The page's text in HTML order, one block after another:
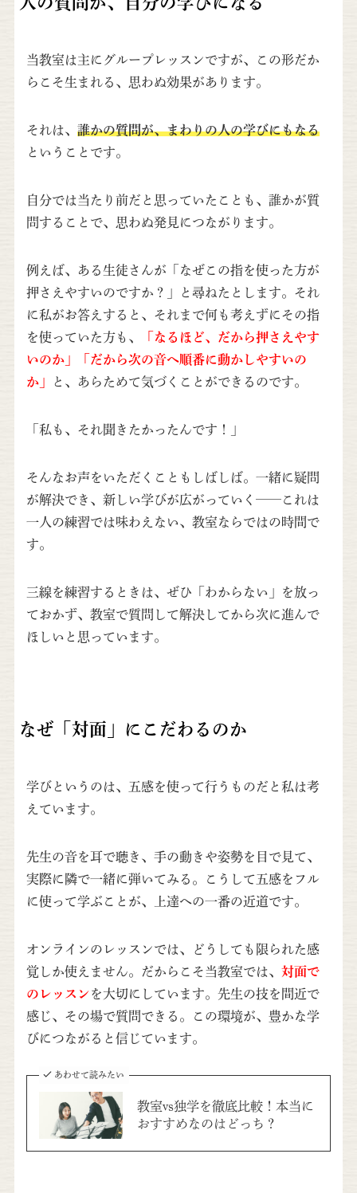
当教室は主にグループレッスンですが、この形だか
らこそ生まれる、思わぬ効果があります。
それは、 誰かの質問が、まわりの人の学びにもなる
ということです。
自分では当たり前だと思っていたことも、誰かが質
問することで、思わぬ発見につながります。
例えば、ある生徒さんが「なぜこの指を使った方が
押さえやすいのですか？」と尋ねたとします。それ
に私がお答えすると、それまで何も考えずにその指
を使っていた方も、
「なるほど、だから押さえやす
いのか」「だから次の音へ順番に動かしやすいの
か」
と、あらためて気づくことができるのです。
「私も、それ聞きたかったんです！」
そんなお声をいただくこともしばしば。一緒に疑問
が解決でき、新しい学びが広がっていく——これは
一人の練習では味わえない、教室ならではの時間で
す。
三線を練習するときは、ぜひ「わからない」を放っ
ておかず、教室で質問して解決してから次に進んで
ほしいと思っています。
なぜ「対面」にこだわるのか
学びというのは、五感を使って行うものだと私は考
えています。
先生の音を耳で聴き、手の動きや姿勢を目で見て、
実際に隣で一緒に弾いてみる。こうして五感をフル
に使って学ぶことが、上達への一番の近道です。
オンラインのレッスンでは、どうしても限られた感
覚しか使えません。だからこそ当教室では、 対面で
のレッスンを大切にしています。先生の技を間近で
感じ、その場で質問できる。この環境が、豊かな学
びにつながると信じています。
あわせて読みたい
教室vs独学を徹底比較！本当に
おすすめなのはどっち？